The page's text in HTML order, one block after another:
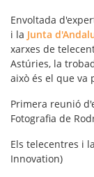
Envoltada
i la Junta
xarxes de
Astúries, la
això és el que va
Primera reunió
Fotografia de
Els telecentres i
Innovation)